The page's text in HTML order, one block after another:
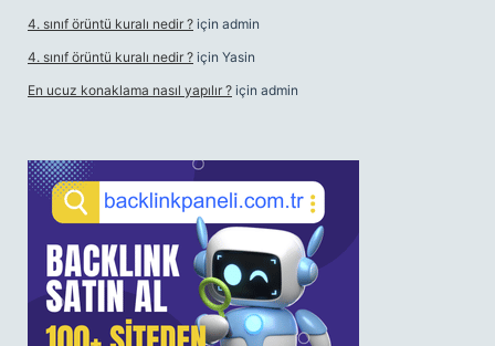
4. sınıf örüntü kuralı nedir ? için admin
4. sınıf örüntü kuralı nedir ? için Yasin
En ucuz konaklama nasıl yapılır ? için admin